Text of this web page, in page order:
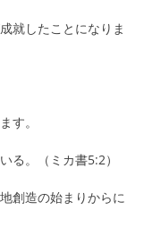
就したことになりま
す。
る。（ミカ書5:2）
創造の始まりからに